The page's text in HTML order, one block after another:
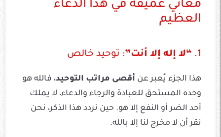
معاني عميقة في هذا الدعاء
العظيم
1. “لا إله إلا أنت”: توحيد خالص
هذا الجزء يُعبر عن أقصى مراتب التوحيد، فالله هو
وحده المستحق للعبادة والرجاء والدعاء، لا يملك
أحد الضر أو النفع إلا هو. حين نردد هذا الذكر، نحن
نقر أن لا مخرج لنا إلا بالله.